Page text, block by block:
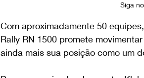
Siga
Com aproximadamente 50
Rally RN 1500 promete
ainda mais sua posição como um